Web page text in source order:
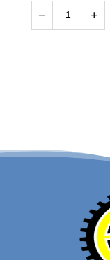
M16013-
− +